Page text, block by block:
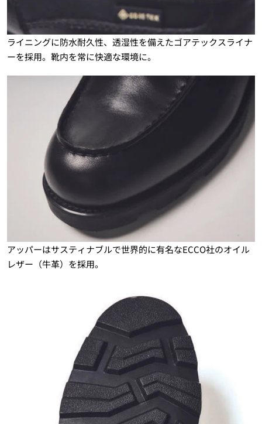
ライニングに防水耐久性、透湿性を備えたゴアテックスライナ
ーを採用。靴内を常に快適な環境に。
アッパーはサスティナブルで世界的に有名なECCO社のオイル
レザー（牛革）を採用。